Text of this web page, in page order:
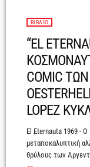
ΒΙΒΛΊΟ
“EL
COMIC ΤΩΝ
LOPEZ
El Eternauta 1969 -
μεταποκαλυπτική
θρύλους των